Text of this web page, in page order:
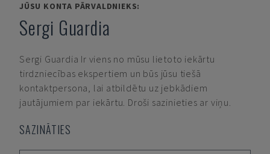
JŪSU KONTA PĀRVALDNIEKS:
Sergi Guardia
Sergi Guardia Ir viens no mūsu lietoto iekārtu
tirdzniecības ekspertiem un būs jūsu tiešā
kontaktpersona, lai atbildētu uz jebkādiem
jautājumiem par iekārtu. Droši sazinieties ar viņu.
SAZINĀTIES